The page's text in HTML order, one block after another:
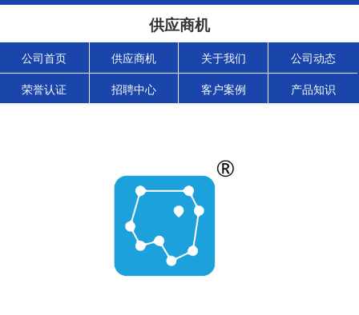
供应商机
公司首页 供应商机 关于我们 公司动态
荣誉认证 招聘中心 客户案例 产品知识